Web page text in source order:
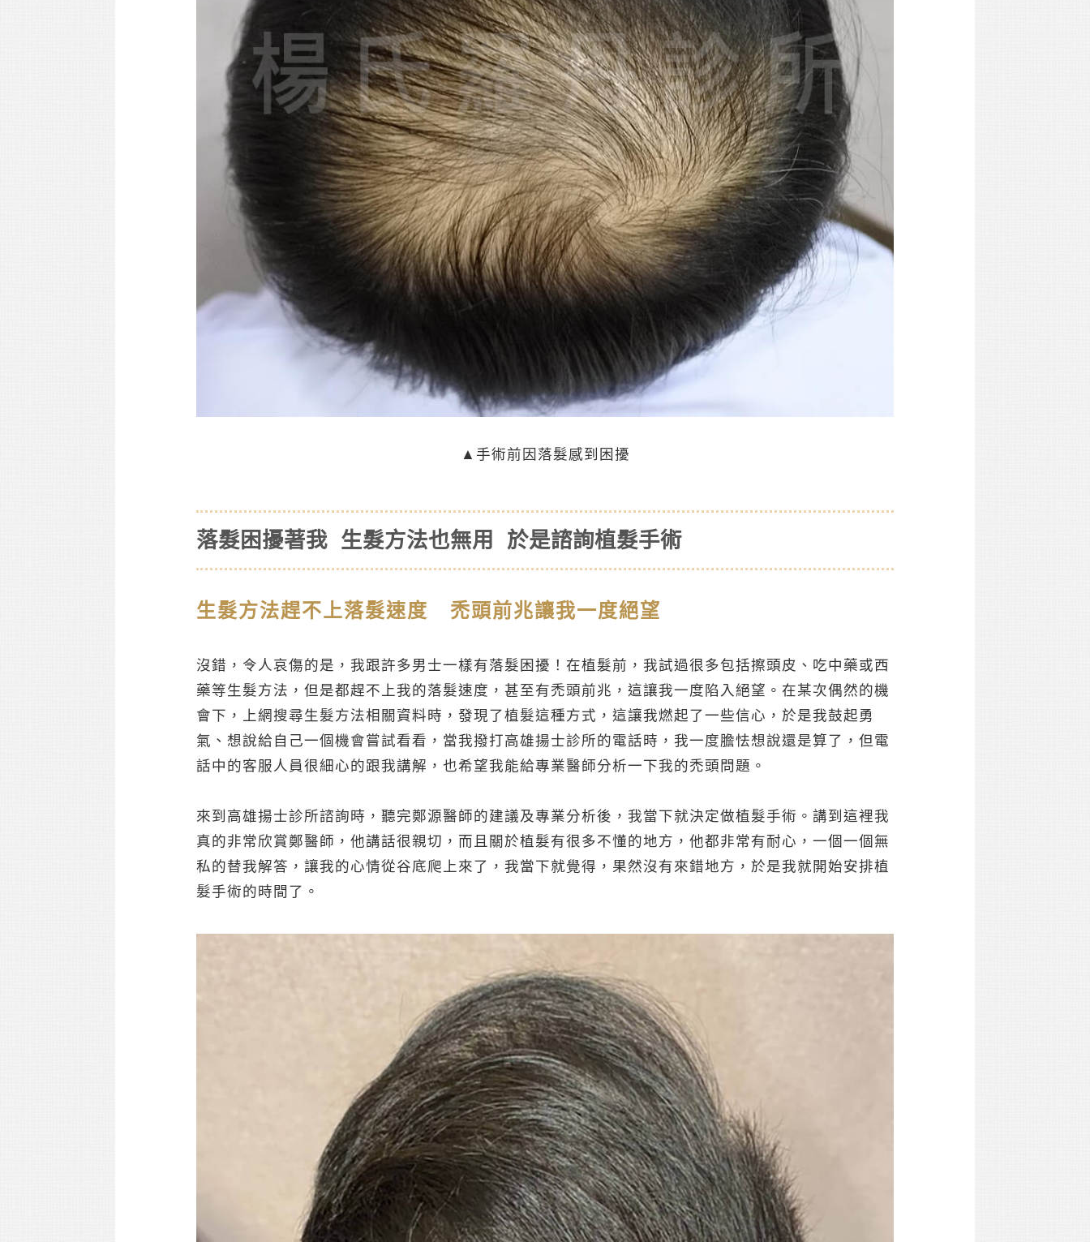
▲手術前因落髮感到困擾
落髮困擾著我 生髮方法也無用 於是諮詢植髮手術
生髮方法趕不上落髮速度 禿頭前兆讓我一度絕望
沒錯，令人哀傷的是，我跟許多男士一樣有落髮困擾！在植髮前，我試過很多包括擦頭皮、吃中藥或西
藥等生髮方法，但是都趕不上我的落髮速度，甚至有禿頭前兆，這讓我一度陷入絕望。在某次偶然的機
會下，上網搜尋生髮方法相關資料時，發現了植髮這種方式，這讓我燃起了一些信心，於是我鼓起勇
氣、想說給自己一個機會嘗試看看，當我撥打高雄揚士診所的電話時，我一度膽怯想說還是算了，但電
話中的客服人員很細心的跟我講解，也希望我能給專業醫師分析一下我的禿頭問題。
來到高雄揚士診所諮詢時，聽完鄭源醫師的建議及專業分析後，我當下就決定做植髮手術。講到這裡我
真的非常欣賞鄭醫師，他講話很親切，而且關於植髮有很多不懂的地方，他都非常有耐心，一個一個無
私的替我解答，讓我的心情從谷底爬上來了，我當下就覺得，果然沒有來錯地方，於是我就開始安排植
髮手術的時間了。